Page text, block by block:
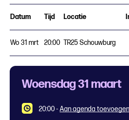
Datum Tijd Locatie
Wo 31 mrt 20:00 TR25 Schouwburg
Woensdag 31 maart
20:00-Aan agenda toevoegen